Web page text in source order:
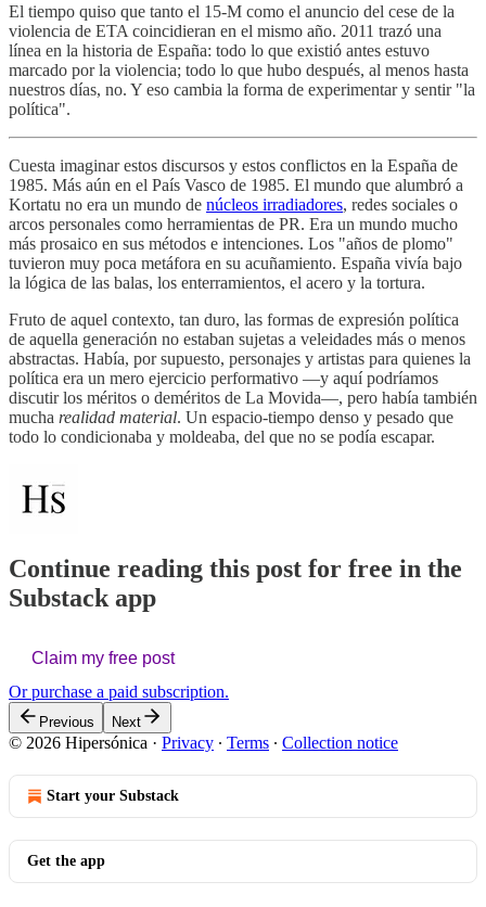
El tiempo quiso que tanto el 15-M como el anuncio del cese de la
violencia de ETA coincidieran en el mismo año. 2011 trazó una
línea en la historia de España: todo lo que existió antes estuvo
marcado por la violencia; todo lo que hubo después, al menos hasta
nuestros días, no. Y eso cambia la forma de experimentar y sentir "la
política".
Cuesta imaginar estos discursos y estos conflictos en la España de
1985. Más aún en el País Vasco de 1985. El mundo que alumbró a
Kortatu no era un mundo de núcleos irradiadores, redes sociales o
arcos personales como herramientas de PR. Era un mundo mucho
más prosaico en sus métodos e intenciones. Los "años de plomo"
tuvieron muy poca metáfora en su acuñamiento. España vivía bajo
la lógica de las balas, los enterramientos, el acero y la tortura.
Fruto de aquel contexto, tan duro, las formas de expresión política
de aquella generación no estaban sujetas a veleidades más o menos
abstractas. Había, por supuesto, personajes y artistas para quienes la
política era un mero ejercicio performativo —y aquí podríamos
discutir los méritos o deméritos de La Movida—, pero había también
mucha realidad material. Un espacio-tiempo denso y pesado que
todo lo condicionaba y moldeaba, del que no se podía escapar.
Continue reading this post for free in the
Substack app
Claim my free post
Or purchase a paid subscription.
Previous Next
© 2026 Hipersónica · Privacy ∙ Terms ∙ Collection notice
Start your Substack
Get the app